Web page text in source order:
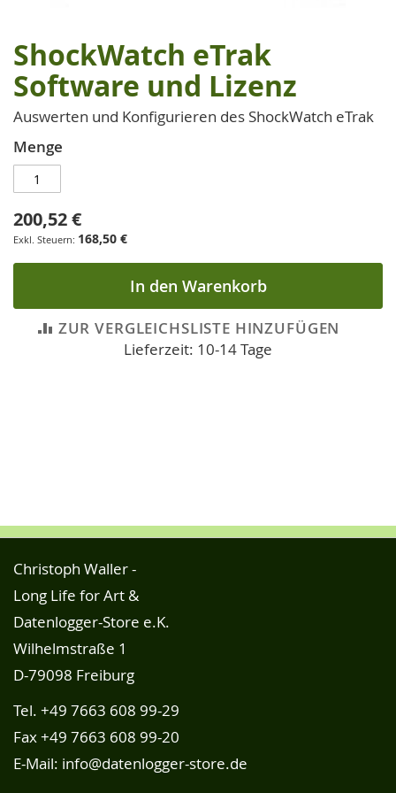
Zum
Anfang
der
Bildgalerie
ShockWatch eTrak
Software und Lizenz
Auswerten und Konfigurieren des ShockWatch eTrak
Menge
200,52 €
168,50 €
In den Warenkorb
ZUR VERGLEICHSLISTE HINZUFÜGEN
Lieferzeit: 10-14 Tage
Christoph Waller -
Long Life for Art &
Datenlogger-Store e.K.
Wilhelmstraße 1
D-79098 Freiburg
Tel. +49 7663 608 99-29
Fax +49 7663 608 99-20
E-Mail: info@datenlogger-store.de